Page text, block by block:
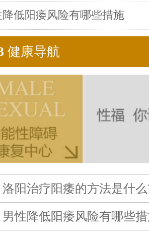
降低阳痿风险有哪些措施
健康导航
洛阳治疗阳痿的方法是什么
男性降低阳痿风险有哪些措